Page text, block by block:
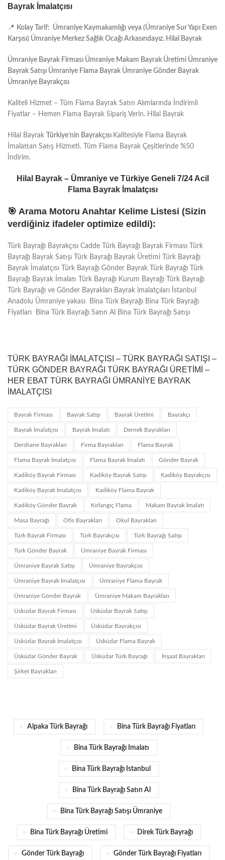
Bayrak İmalatçısı
📍 Kolay Tarif: Ümraniye Kaymakamlığı veya (Ümraniye Sur Yapı Exen
Karşısı) Ümraniye Merkez Sağlık Ocağı Arkasındayız. Hilal Bayrak
Ümraniye Bayrak Firması Ümraniye Makam Bayrak Üretimi Ümraniye
Bayrak Satışı Ümraniye Flama Bayrak Ümraniye Gönder Bayrak
Ümraniye Bayrakçısı
Kaliteli Hizmet – Tüm Flama Bayrak Satın Alımlarında İndirimli
Fiyatlar – Hemen Flama Bayrak Sipariş Verin. Hilal Bayrak
Hilal Bayrak Türkiye’nin Bayrakçısı Kalitesiyle Flama Bayrak
İmalattan Satış Hizmeti. Tüm Flama Bayrak Çeşitlerinde %50
İndirim.
Hilal Bayrak – Ümraniye ve Türkiye Geneli 7/24 Acil
Flama Bayrak İmalatçısı
🎯 Arama Motoru Anahtar Kelime Listesi (Sizin
verdiğiniz ifadeler optimize edildi):
Türk Bayrağı Bayrakçısı Cadde Türk Bayrağı Bayrak Firması Türk
Bayrağı Bayrak Satışı Türk Bayrağı Bayrak Üretimi Türk Bayrağı
Bayrak İmalatçısı Türk Bayrağı Gönder Bayrak Türk Bayrağı Türk
Bayrağı Bayrak İmalatı Türk Bayrağı Kurum Bayrağı Türk Bayrağı
Türk Bayrağı ve Gönder Bayrakları Bayrak imalatçıları İstanbul
Anadolu Ümraniye yakası Bina Türk Bayrağı Bina Türk Bayrağı
Fiyatları Bina Türk Bayrağı Satın Al Bina Türk Bayrağı Satışı
TÜRK BAYRAĞI İMALATÇISI – TÜRK BAYRAĞI SATIŞI –
TÜRK GÖNDER BAYRAĞI TÜRK BAYRAĞI ÜRETIMI –
HER EBAT TÜRK BAYRAĞI ÜMRANIYE BAYRAK
İMALATÇISI
Bayrak Firması Bayrak Satışı Bayrak Üretimi Bayrakçı
Bayrak İmalatçısı Bayrak İmalatı Dernek Bayrakları
Dershane Bayrakları Firma Bayrakları Flama Bayrak
Flama Bayrak İmalatçısı Flama Bayrak İmalatı Gönder Bayrak
Kadiköy Bayrak Firması Kadiköy Bayrak Satışı Kadiköy Bayrakçısı
Kadiköy Bayrak İmalatçısı Kadiköy Flama Bayrak
Kadiköy Gönder Bayrak Kırlangıç Flama Makam Bayrak İmalatı
Masa Bayrağı Ofis Bayrakları Okul Bayrakları
Türk Bayrak Firması Türk Bayrakçısı Türk Bayrağı Satışı
Türk Gönder Bayrak Ümraniye Bayrak Firması
Ümraniye Bayrak Satışı Ümraniye Bayrakçısı
Ümraniye Bayrak İmalatçısı Ümraniye Flama Bayrak
Ümraniye Gönder Bayrak Ümraniye Makam Bayrakları
Üsküdar Bayrak Firması Üsküdar Bayrak Satışı
Üsküdar Bayrak Üretimi Üsküdar Bayrakçısı
Üsküdar Bayrak İmalatçısı Üsküdar Flama Bayrak
Üsküdar Gönder Bayrak Üsküdar Türk Bayrağı İnşaat Bayrakları
Şirket Bayrakları
Alpaka Türk Bayrağı Bina Türk Bayrağı Fiyatları
Bina Türk Bayrağı Imalatı
Bina Türk Bayrağı Istanbul
Bina Türk Bayrağı Satın Al
Bina Türk Bayrağı Satışı Ümraniye
Bina Türk Bayrağı Üretimi Direk Türk Bayrağı
Gönder Türk Bayrağı Gönder Türk Bayrağı Fiyatları